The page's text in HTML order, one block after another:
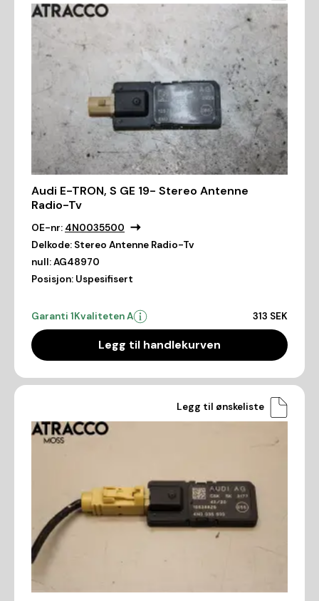
Audi E-TRON, S GE 19- Stereo Antenne
Radio-Tv
OE-nr: 4N0035500
Delkode: Stereo Antenne Radio-Tv
null:AG48970
Posisjon: Uspesifisert
Garanti 1Kvaliteten A 313 SEK
Legg til handlekurven
Legg til ønskeliste